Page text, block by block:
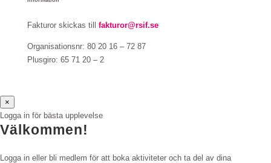
Fakturor skickas till fakturor@rsif.se
Organisationsnr: 80 20 16 – 72 87
Plusgiro: 65 71 20 – 2
×
Logga in för bästa upplevelse
Välkommen!
Logga in eller bli medlem för att boka aktiviteter och ta del av dina